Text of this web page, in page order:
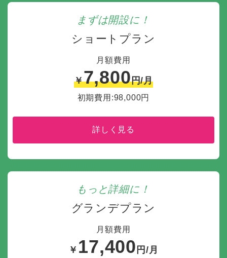
まずは開設に！
ショートプラン
月額費用
￥7,800円/月
初期費用:98,000円
詳しく見る
もっと詳細に！
グランデプラン
月額費用
￥ 17,400 円/月